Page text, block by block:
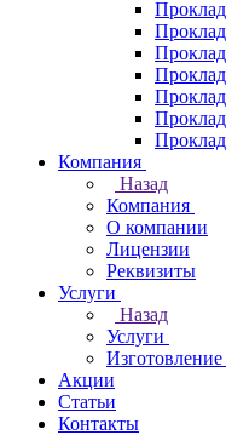
Компания
Назад
Компания
О компании
Лицензии
Реквизиты
Услуги
Назад
Услуги
Акции
Статьи
Контакты